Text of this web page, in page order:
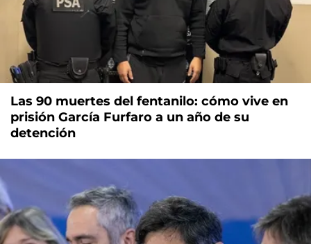
Las 90 muertes del fentanilo: cómo vive en
prisión García Furfaro a un año de su
detención